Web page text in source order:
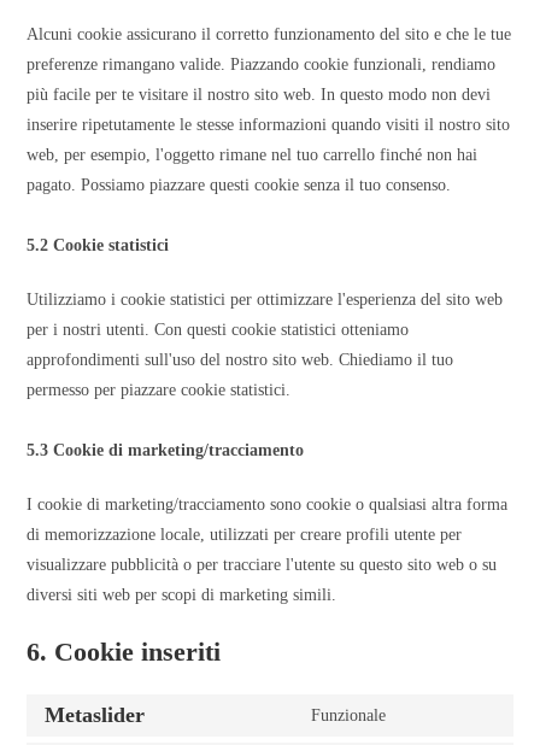
Alcuni cookie assicurano il corretto funzionamento del sito e che le tue
preferenze rimangano valide. Piazzando cookie funzionali, rendiamo
più facile per te visitare il nostro sito web. In questo modo non devi
inserire ripetutamente le stesse informazioni quando visiti il nostro sito
web, per esempio, l'oggetto rimane nel tuo carrello finché non hai
pagato. Possiamo piazzare questi cookie senza il tuo consenso.
5.2 Cookie statistici
Utilizziamo i cookie statistici per ottimizzare l'esperienza del sito web
per i nostri utenti. Con questi cookie statistici otteniamo
approfondimenti sull'uso del nostro sito web. Chiediamo il tuo
permesso per piazzare cookie statistici.
5.3 Cookie di marketing/tracciamento
I cookie di marketing/tracciamento sono cookie o qualsiasi altra forma
di memorizzazione locale, utilizzati per creare profili utente per
visualizzare pubblicità o per tracciare l'utente su questo sito web o su
diversi siti web per scopi di marketing simili.
6. Cookie inseriti
Metaslider Funzionale